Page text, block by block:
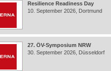
Resilience Readiness Day
10. September 2026, Dortmund
27. ÖV-Symposium NRW
30. September 2026, Düsseldorf